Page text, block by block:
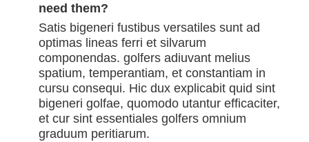
need them?
Satis bigeneri fustibus versatiles sunt ad
optimas lineas ferri et silvarum
componendas. golfers adiuvant melius
spatium, temperantiam, et constantiam in
cursu consequi. Hic dux explicabit quid sint
bigeneri golfae, quomodo utantur efficaciter,
et cur sint essentiales golfers omnium
graduum peritiarum.